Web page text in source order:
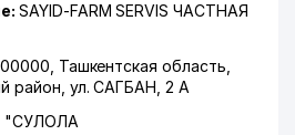
SAYID-FARM SERVIS ЧАСТНАЯ
Ташкентская область
район ул. САГБАН , 2 А
"СУЛОЛА